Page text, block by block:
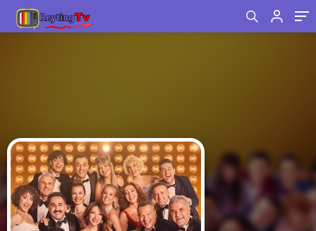
Zirveye Damga Vurdu!